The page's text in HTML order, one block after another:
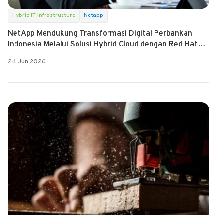
Hybrid IT Infrastructure Netapp
NetApp Mendukung Transformasi Digital Perbankan
Indonesia Melalui Solusi Hybrid Cloud dengan Red Hat
24 Jun 2026